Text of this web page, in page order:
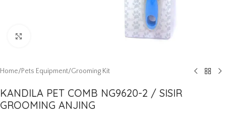
Home/Pets Equipment/Grooming Kit
KANDILA PET COMB NG9620-2 / SISIR
GROOMING ANJING